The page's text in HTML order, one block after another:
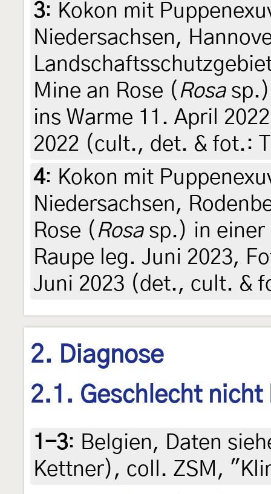
3: Kokon mit
Niedersachsen,
Mine an Rose ( Rosasp.)
ins Warme 11. April
2022 (cult., det. & fot.:
4: Kokon mit
Niedersachsen,
Rose ( Rosasp.) in einer
Raupe leg. Juni 2023,
Juni 2023 (det., cult. &
2. Diagnose
2.1. Geschlecht nicht
1-3: Belgien, Daten
Kettner), coll. ZSM,